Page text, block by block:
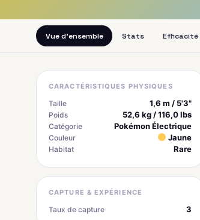
Vue d'ensemble Stats Efficacité
CARACTÉRISTIQUES PHYSIQUES
Taille 1,6 m / 5'3"
Poids 52,6 kg / 116,0 lbs
Catégorie Pokémon Électrique
Couleur Jaune
Habitat Rare
CAPTURE & EXPÉRIENCE
Taux de capture 3